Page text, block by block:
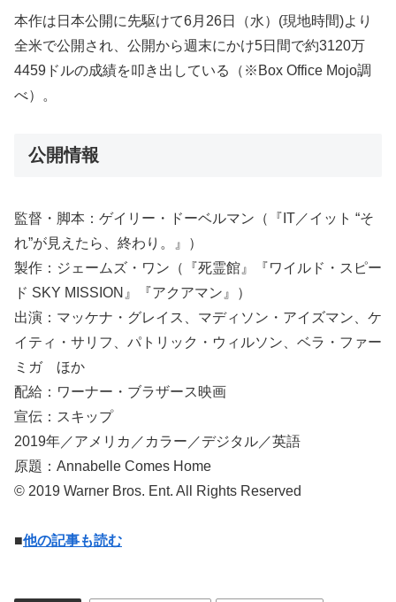
本作は日本公開に先駆けて6月26日（水）(現地時間)より
全米で公開され、公開から週末にかけ5日間で約3120万
4459ドルの成績を叩き出している（※Box Office Mojo調
べ）。
公開情報
監督・脚本：ゲイリー・ドーベルマン（『IT／イット “そ
れ”が見えたら、終わり。』）
製作：ジェームズ・ワン（『死霊館』『ワイルド・スピー
ド SKY MISSION』『アクアマン』）
出演：マッケナ・グレイス、マディソン・アイズマン、ケ
イティ・サリフ、パトリック・ウィルソン、ベラ・ファー
ミガ ほか
配給：ワーナー・ブラザース映画
宣伝：スキップ
2019年／アメリカ／カラー／デジタル／英語
原題：Annabelle Comes Home
© 2019 Warner Bros. Ent. All Rights Reserved
■他の記事も読む